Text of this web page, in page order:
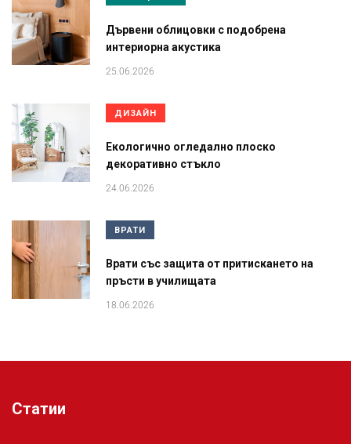
Дървени облицовки с подобрена
интериорна акустика
25.06.2026
ДИЗАЙН
Екологично огледално плоско
декоративно стъкло
24.06.2026
ВРАТИ
Врати със защита от притискането на
пръсти в училищата
18.06.2026
Статии